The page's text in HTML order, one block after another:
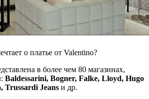
о платье от Valentino?
в более чем 80 магазинах,
Baldessarini, Bogner, Falke, Lloyd, Hugo
Trussardi Jeans и др.